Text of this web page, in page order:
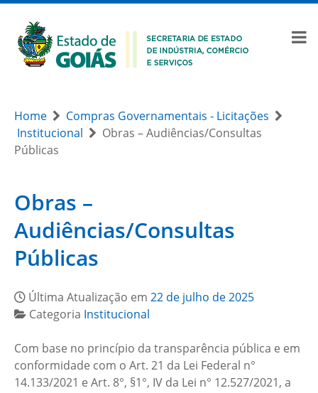
Home
Compras Governamentais - Licitações
Institucional
Obras – Audiências/Consultas
Públicas
Obras –
Audiências/Consultas
Públicas
Última Atualização em 22 de julho de 2025
Categoria Institucional
Com base no princípio da transparência pública e em
conformidade com o Art. 21 da Lei Federal n°
14.133/2021 e Art. 8°, §1°, IV da Lei n° 12.527/2021, a